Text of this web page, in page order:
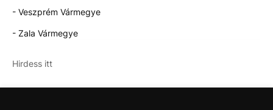
- Veszprém Vármegye
- Zala Vármegye
Hirdess itt